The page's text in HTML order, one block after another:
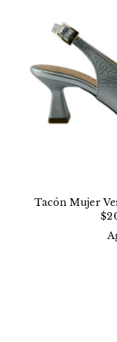
Tacón Mujer